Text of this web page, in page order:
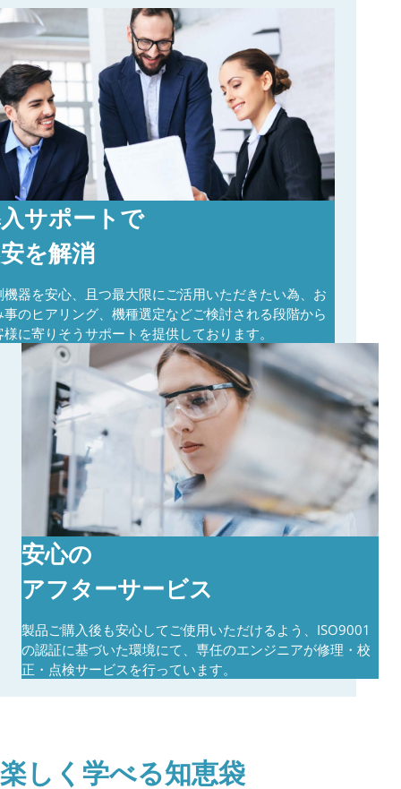
サポートで
を解消
機器を安心、且つ最大限にご活用いただきたい為、お
事のヒアリング、機種選定などご検討される段階から
様に寄りそうサポートを提供しております。
安心の
アフターサービス
製品ご購入後も安心してご使用いただけるよう、ISO9001
の認証に基づいた環境にて、専任のエンジニアが修理・校
正・点検サービスを行っています。
楽しく 学べる知恵袋